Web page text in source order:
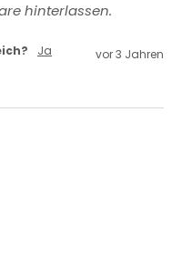
hinterlassen.
Ja vor 3 Jahren